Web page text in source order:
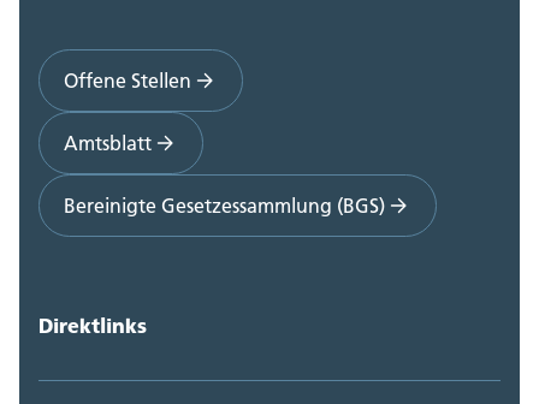
Offene Stellen
Amtsblatt
Bereinigte Gesetzessammlung (BGS)
Direktlinks